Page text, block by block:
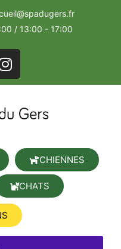
/ 13:00 - 17:00
CHIENNES
CHATS